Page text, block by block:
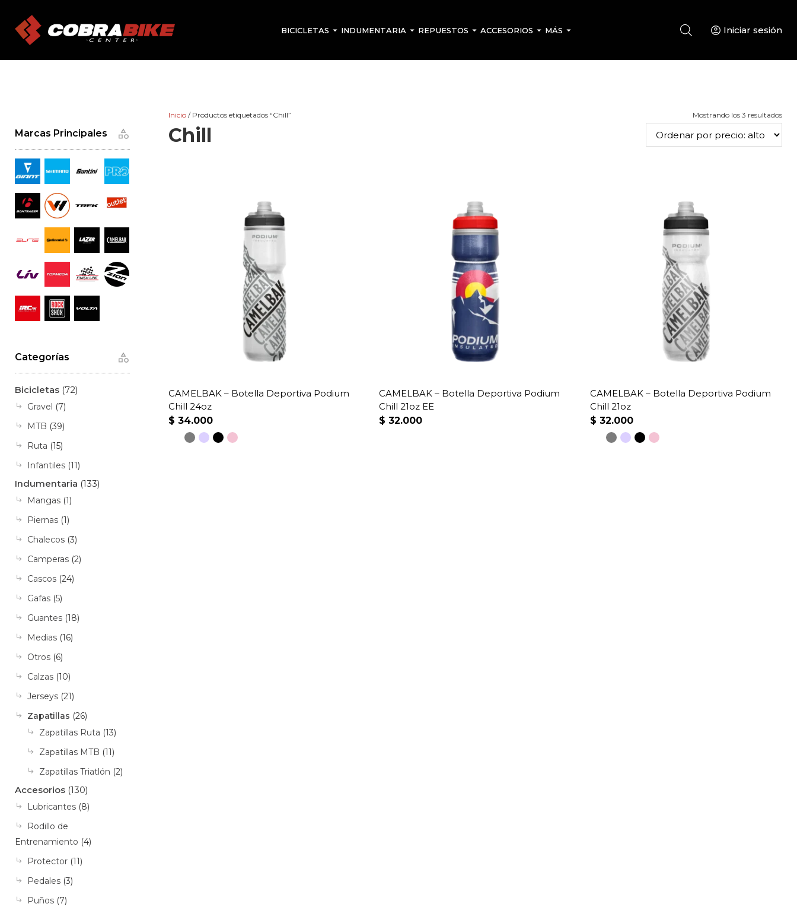
content
BICICLETAS INDUMENTARIA REPUESTOS ACCESORIOS MÁS Iniciar sesión
Inicio/ Productos etiquetados “Chill”
Chill
Mostrando los 3 resultados
CAMELBAK – Botella Deportiva Podium
Chill 24oz
$ 34.000
CAMELBAK – Botella Deportiva Podium
Chill 21oz EE
$ 32.000
CAMELBAK – Botella Deportiva Podium
Chill 21oz
$ 32.000
Marcas Principales
Categorías
Bicicletas (72)
Gravel (7)
MTB (39)
Ruta (15)
Infantiles (11)
Indumentaria (133)
Mangas (1)
Piernas (1)
Chalecos (3)
Camperas (2)
Cascos (24)
Gafas (5)
Guantes (18)
Medias (16)
Otros (6)
Calzas (10)
Jerseys (21)
Zapatillas (26)
Zapatillas Ruta (13)
Zapatillas MTB (11)
Zapatillas Triatlón (2)
Accesorios (130)
Lubricantes (8)
Rodillo de
Entrenamiento (4)
Protector (11)
Pedales (3)
Puños (7)